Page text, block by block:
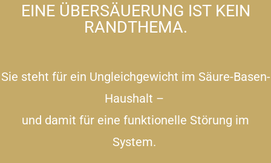
EINE ÜBERSÄUERUNG IST KEIN
RANDTHEMA.
Sie steht für ein Ungleichgewicht im Säure-Basen-
Haushalt –
und damit für eine funktionelle Störung im
System.